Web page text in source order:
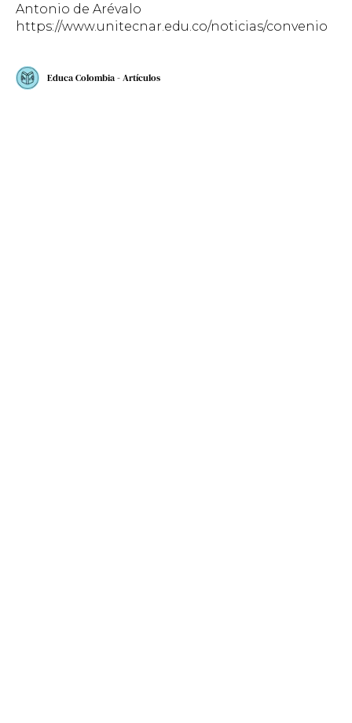
Antonio de Arévalo
https://www.unitecnar.edu.co/noticias/convenio
Educa Colombia - Artículos